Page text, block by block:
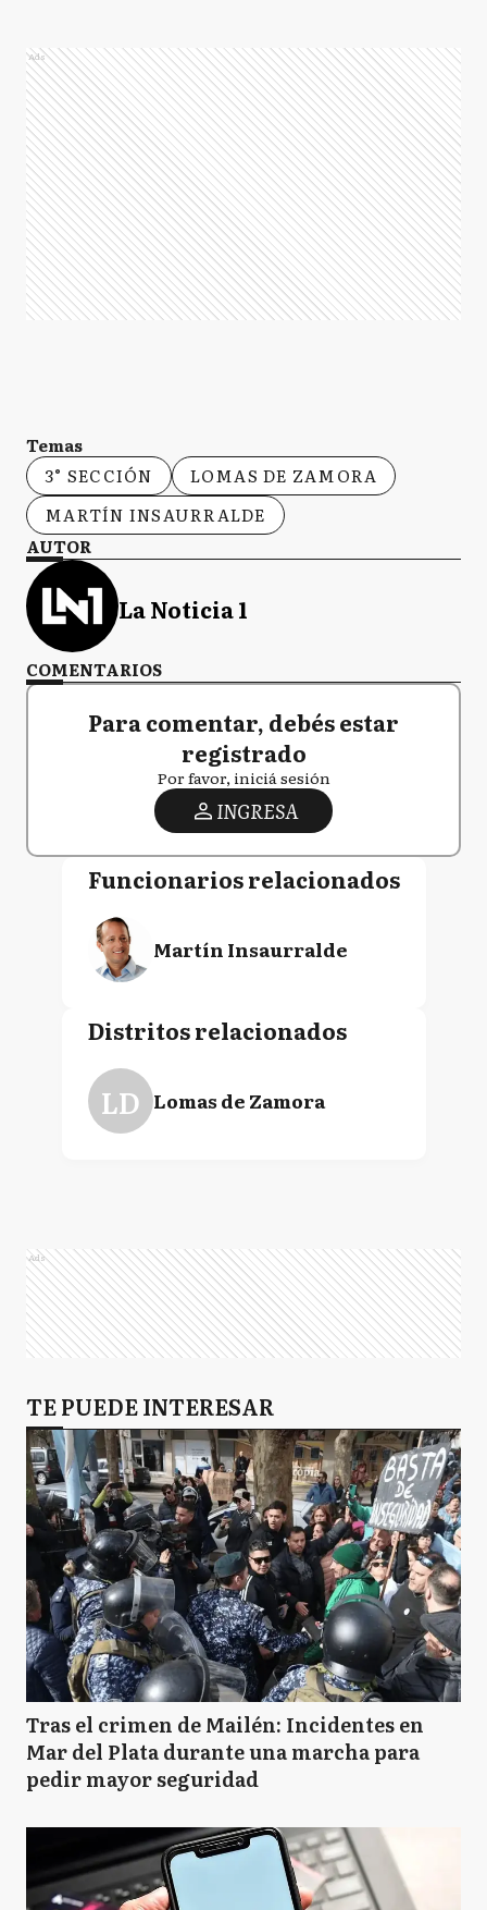
Ads
Temas
3° SECCIÓN
LOMAS DE ZAMORA
MARTÍN INSAURRALDE
AUTOR
La Noticia 1
COMENTARIOS
Para comentar, debés estar
registrado
Por favor, iniciá sesión
INGRESA
Funcionarios relacionados
Martín Insaurralde
Distritos relacionados
LD Lomas de Zamora
Ads
TE PUEDE INTERESAR
Tras el crimen de Mailén: Incidentes en
Mar del Plata durante una marcha para
pedir mayor seguridad